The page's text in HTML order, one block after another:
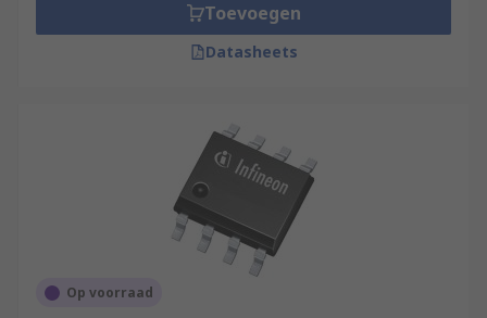
Toevoegen
Datasheets
Op voorraad